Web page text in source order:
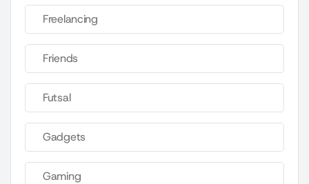
Freelancing
Friends
Futsal
Gadgets
Gaming